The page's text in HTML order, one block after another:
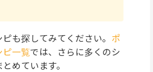
も探してみてください。 ポ
ピ一覧では、さらに多くのシ
めています。